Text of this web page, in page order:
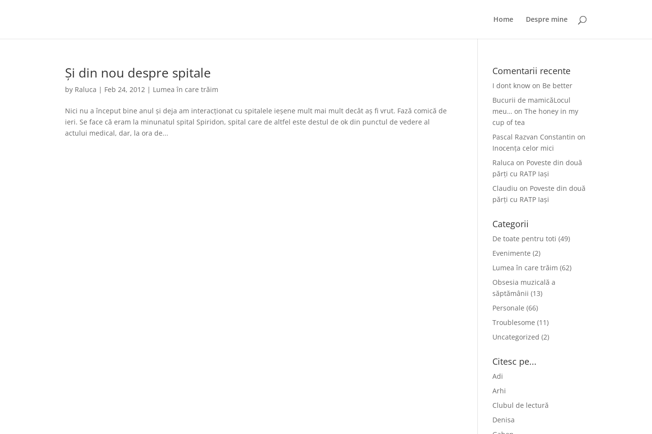
Home Despre mine
Și din nou despre spitale
by Raluca | Feb 24, 2012 | Lumea în care trăim
Nici nu a început bine anul și deja am interacționat cu spitalele ieșene mult mai mult decât aș fi vrut. Fază comică de
ieri. Se face că eram la minunatul spital Spiridon, spital care de altfel este destul de ok din punctul de vedere al
actului medical, dar, la ora de...
Comentarii recente
I dont know on Be better
Bucurii de mamicăLocul
meu… onThe honey in my
cup of tea
Pascal Razvan Constantin on
Inocența celor mici
Raluca on Poveste din două
părți cu RATP Iași
Claudiu on Poveste din două
părți cu RATP Iași
Categorii
De toate pentru toti (49)
Evenimente (2)
Lumea în care trăim (62)
Obsesia muzicală a
săptămânii (13)
Personale (66)
Troublesome (11)
Uncategorized (2)
Citesc pe...
Adi
Arhi
Clubul de lectură
Denisa